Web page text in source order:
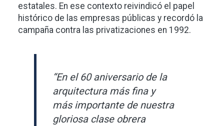
estatales. En ese contexto reivindicó el papel
histórico de las empresas públicas y recordó la
campaña contra las privatizaciones en 1992.
“En el 60 aniversario de la
arquitectura más fina y
más importante de nuestra
gloriosa clase obrera